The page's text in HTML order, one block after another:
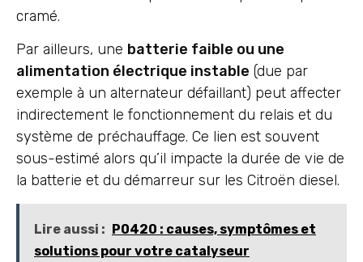
cramé.
Par ailleurs, une batterie faible ou une
alimentation électrique instable (due par
exemple à un alternateur défaillant) peut affecter
indirectement le fonctionnement du relais et du
système de préchauffage. Ce lien est souvent
sous-estimé alors qu’il impacte la durée de vie de
la batterie et du démarreur sur les Citroën diesel.
Lire aussi : P0420 : causes, symptômes et
solutions pour votre catalyseur